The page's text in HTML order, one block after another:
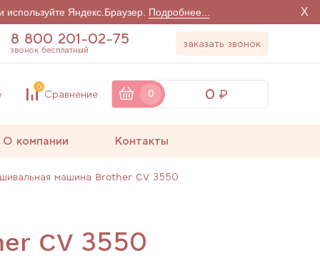
Яндекс.Браузер. Подробнее... X
8 800 201-02-75
звонок бесплатный
заказать звонок
Сравнение
0
0 0
О компании Контакты
машина Brother CV 3550
CV 3550